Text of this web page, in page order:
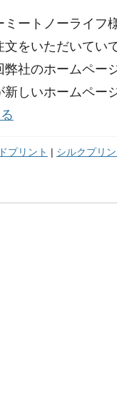
ミートノーライフ
文をいただいてい
弊社のホームペー
新しいホームペー
プリント | シルクプリン